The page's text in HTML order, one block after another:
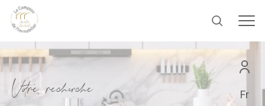
Fr
Vore recece